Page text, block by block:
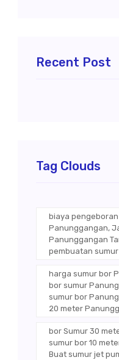
Recent Post
Tag Clouds
biaya
Panunggangan,
Panunggangan
pembuatan
harga sumur bor
bor sumur
sumur bor
20 meter
bor Sumur 30
sumur bor 10
Buat sumur jet